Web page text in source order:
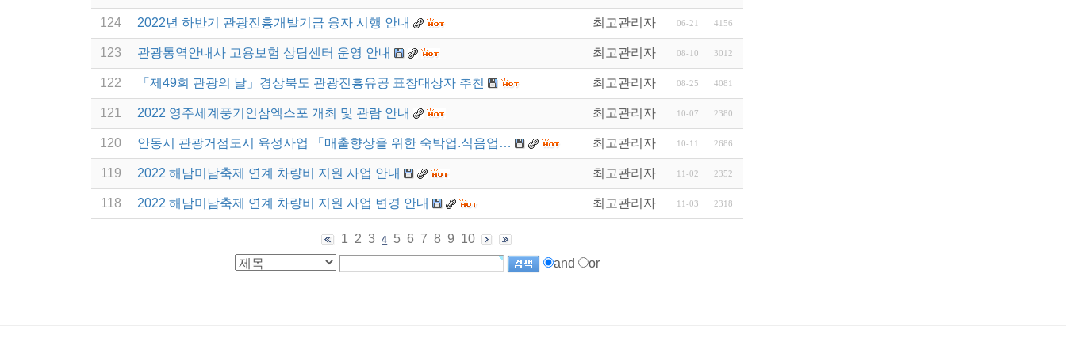
124 2022년 하반기 관광진흥개발기금 융자 시행 안내 최고관리자 06-21 4156
123 관광통역안내사 고용보험 상담센터 운영 안내 최고관리자 08-10 3012
122 「제49회 관광의 날」경상북도 관광진흥유공 표창대상자 추천 최고관리자 08-25 4081
121 2022 영주세계풍기인삼엑스포 개최 및 관람 안내 최고관리자 10-07 2380
120 안동시 관광거점도시 육성사업 「매출향상을 위한 숙박업.식음업… 최고관리자 10-11 2686
119 2022 해남미남축제 연계 차량비 지원 사업 안내 최고관리자 11-02 2352
118 2022 해남미남축제 연계 차량비 지원 사업 변경 안내 최고관리자 11-03 2318
1 2 3 4 5 6 7 8 9 10
and
or